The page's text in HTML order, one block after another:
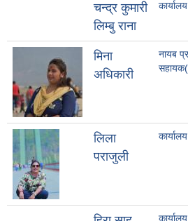
चन्द्र कुमारी
लिम्बु राना
मिना
अधिकारी
नायब
लिला
पराजुली